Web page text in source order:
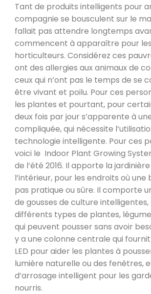
Tant de produits intelligents pour
compagnie se bousculent sur le
fallait pas attendre longtemps
commencent à apparaître pour les
horticulteurs. Considérez ces
ont des allergies aux animaux de
ceux qui n’ont pas le temps de se
être vivant et poilu. Pour ces
les plantes et pourtant, pour
deux fois par jour s’apparente à
compliquée, qui nécessite
technologie intelligente. Pour ces
voici le Indoor Plant Growing
de l’été 2016. Il apporte la
l’intérieur, pour les endroits où une
pas pratique ou sûre. Il comporte
de gousses de culture intelligentes,
différents types de plantes,
qui peuvent pousser sans avoir
y a une colonne centrale qui
LED pour aider les plantes à
lumière naturelle ou des fenêtres,
d’arrosage intelligent pour les
nourris.